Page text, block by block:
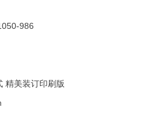
986
精美装订印刷版